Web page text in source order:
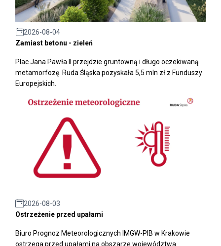
2026-08-04
Zamiast betonu - zieleń
Plac Jana Pawła II przejdzie gruntowną i długo oczekiwaną
metamorfozę. Ruda Śląska pozyskała 5,5 mln zł z Funduszy
Europejskich.
2026-08-03
Ostrzeżenie przed upałami
Biuro Prognoz Meteorologicznych IMGW-PIB w Krakowie
ostrzega przed upałami na obszarze województwa